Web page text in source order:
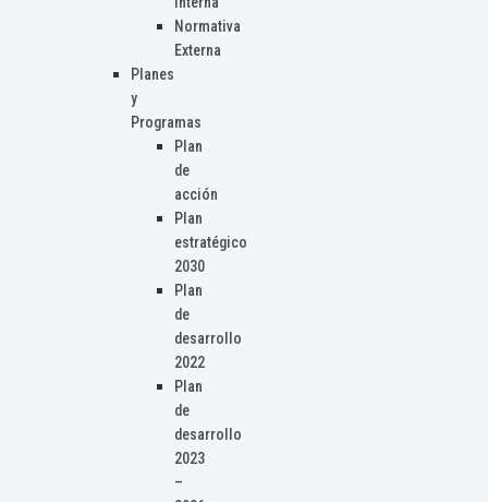
Normativa
Externa
Planes
y
Programas
Plan
de
acción
Plan
estratégico
2030
Plan
de
desarrollo
2022
Plan
de
desarrollo
2023
–